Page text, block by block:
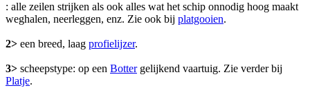
: alle zeilen strijken als ook alles wat het schip onnodig hoog maakt
weghalen, neerleggen, enz. Zie ook bij platgooien.
2> een breed, laag profielijzer.
3> scheepstype: op een Bottergelijkend vaartuig. Zie verder bij
Platje.